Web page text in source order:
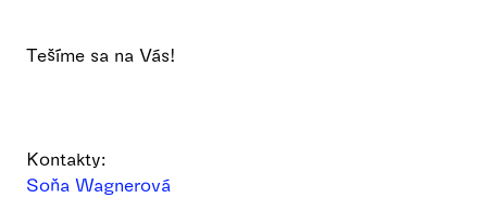
Tešíme sa na Vás!
Kontakty:
Soňa Wagnerová